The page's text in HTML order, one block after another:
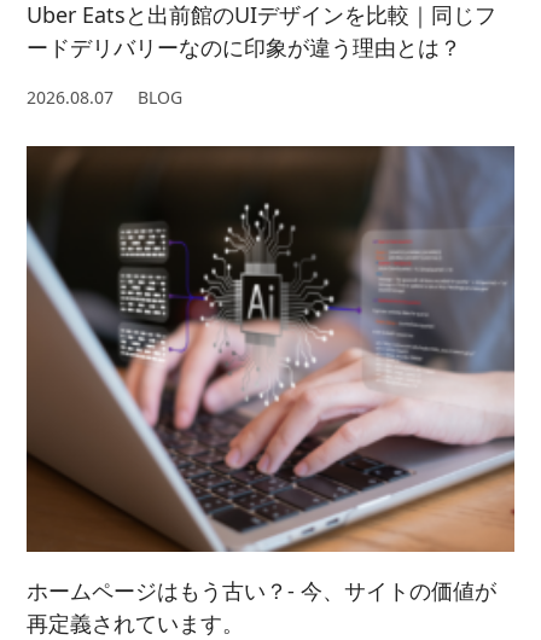
Uber Eatsと出前館のUIデザインを比較｜同じフ
ードデリバリーなのに印象が違う理由とは？
2026.08.07 BLOG
ホームページはもう古い？- 今、サイトの価値が
再定義されています。